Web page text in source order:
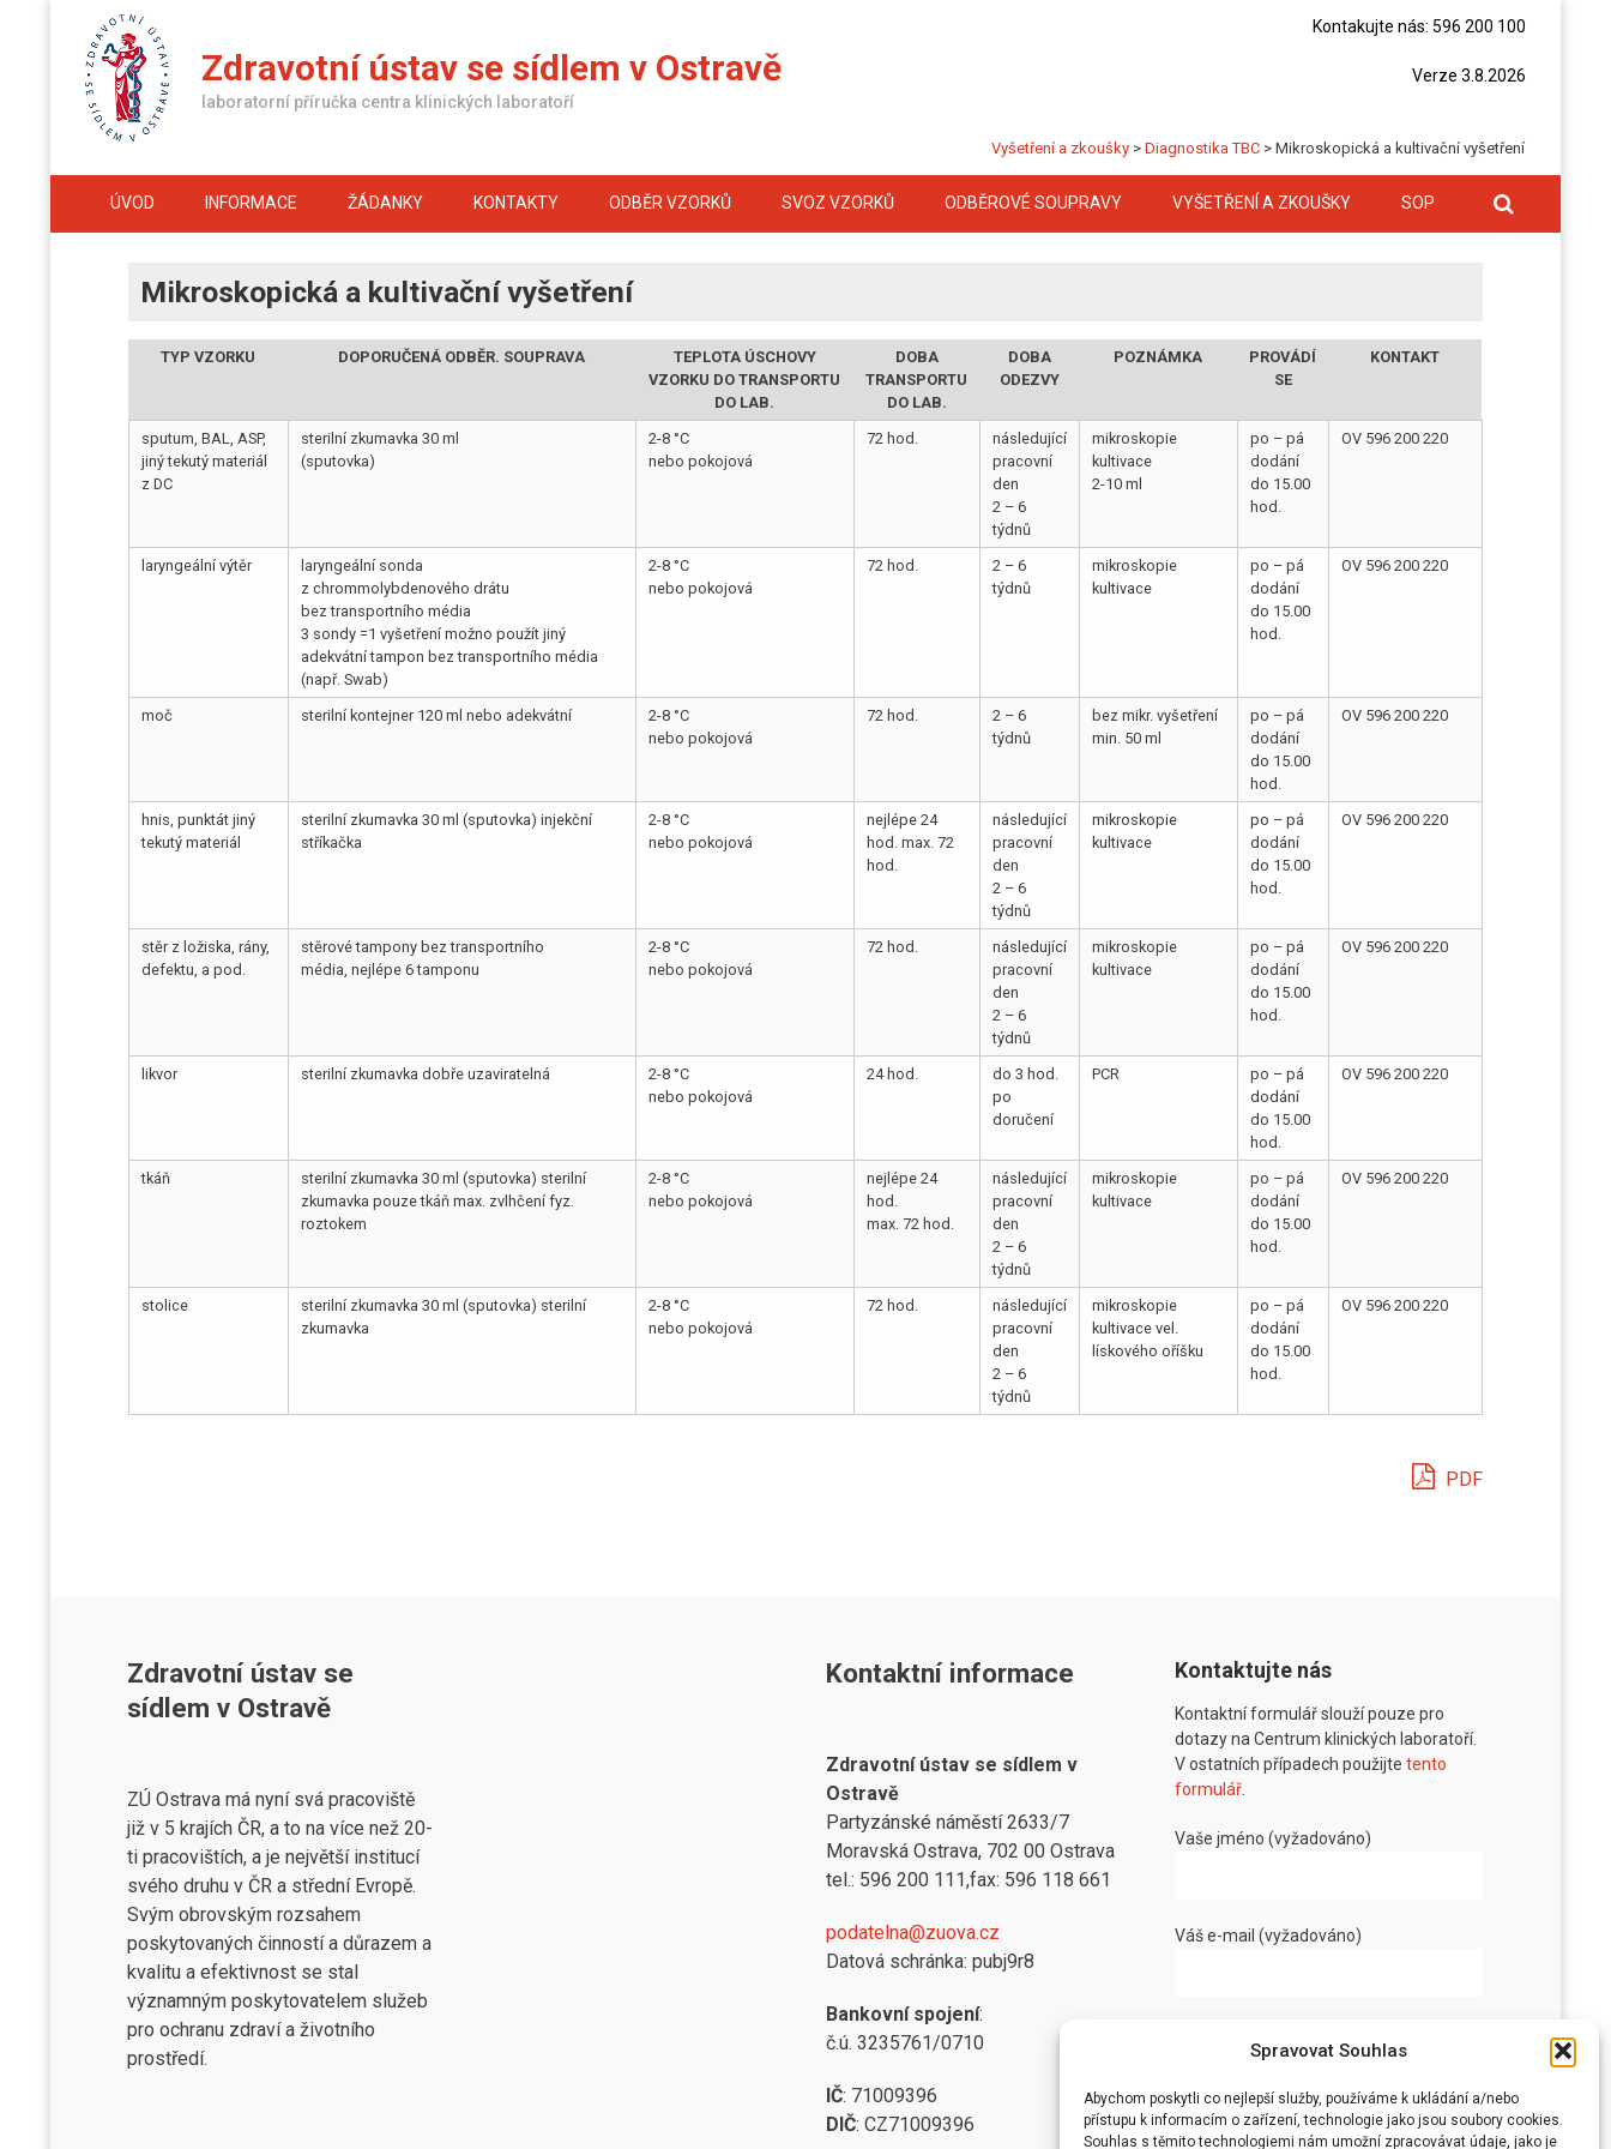
Spravovat Souhlas
Abychom poskytli co nejlepší služby, používáme k ukládání a/nebo
přístupu k informacím o zařízení, technologie jako jsou soubory cookies.
Souhlas s těmito technologiemi nám umožní zpracovávat údaje, jako je
content
Zdravotní ústav se sídlem v Ostravě
laboratorní příručka centra klinických laboratoří
Kontakujte nás: 596 200 100
Verze 3.8.2026
Vyšetření a zkoušky > Diagnostika TBC > Mikroskopická a kultivační vyšetření
ÚVOD INFORMACE ŽÁDANKY KONTAKTY ODBĚR VZORKŮ SVOZ VZORKŮ ODBĚROVÉ SOUPRAVY VYŠETŘENÍ A ZKOUŠKY SOP
Mikroskopická a kultivační vyšetření
TYP VZORKU DOPORUČENÁ ODBĚR. SOUPRAVA
TEPLOTA ÚSCHOVY
VZORKU DO TRANSPORTU
DO LAB.
DOBA
TRANSPORTU
DO LAB.
DOBA
ODEZVY
POZNÁMKA
PROVÁDÍ
SE
KONTAKT
sputum, BAL, ASP,
jiný tekutý materiál
z DC
sterilní zkumavka 30 ml
(sputovka)
2-8 °C
nebo pokojová
72 hod.
následující
pracovní
den
2 – 6
týdnů
mikroskopie
kultivace
2-10 ml
po – pá
dodání
do 15.00
hod.
OV 596 200 220
laryngeální výtěr
laryngeální sonda
z chrommolybdenového drátu
bez transportního média
3 sondy =1 vyšetření možno použít jiný
adekvátní tampon bez transportního média
(např. Swab)
2-8 °C
nebo pokojová
72 hod.
2 – 6
týdnů
mikroskopie
kultivace
po – pá
dodání
do 15.00
hod.
OV 596 200 220
moč sterilní kontejner 120 ml nebo adekvátní
2-8 °C
nebo pokojová
72 hod.
2 – 6
týdnů
bez mikr. vyšetření
min. 50 ml
po – pá
dodání
do 15.00
hod.
OV 596 200 220
hnis, punktát jiný
tekutý materiál
sterilní zkumavka 30 ml (sputovka) injekční
stříkačka
2-8 °C
nebo pokojová
nejlépe 24
hod. max. 72
hod.
následující
pracovní
den
2 – 6
týdnů
mikroskopie
kultivace
po – pá
dodání
do 15.00
hod.
OV 596 200 220
stěr z ložiska, rány,
defektu, a pod.
stěrové tampony bez transportního
média, nejlépe 6 tamponu
2-8 °C
nebo pokojová
72 hod.
následující
pracovní
den
2 – 6
týdnů
mikroskopie
kultivace
po – pá
dodání
do 15.00
hod.
OV 596 200 220
likvor sterilní zkumavka dobře uzaviratelná
2-8 °C
nebo pokojová
24 hod.
do 3 hod.
po
doručení
PCR
po – pá
dodání
do 15.00
hod.
OV 596 200 220
tkáň
sterilní zkumavka 30 ml (sputovka) sterilní
zkumavka pouze tkáň max. zvlhčení fyz.
roztokem
2-8 °C
nebo pokojová
nejlépe 24
hod.
max. 72 hod.
následující
pracovní
den
2 – 6
týdnů
mikroskopie
kultivace
po – pá
dodání
do 15.00
hod.
OV 596 200 220
stolice
sterilní zkumavka 30 ml (sputovka) sterilní
zkumavka
2-8 °C
nebo pokojová
72 hod.
následující
pracovní
den
2 – 6
týdnů
mikroskopie
kultivace vel.
lískového oříšku
po – pá
dodání
do 15.00
hod.
OV 596 200 220
PDF
Zdravotní ústav se
sídlem v Ostravě
ZÚ Ostrava má nyní svá pracoviště
již v 5 krajích ČR, a to na více než 20-
ti pracovištích, a je největší institucí
svého druhu v ČR a střední Evropě.
Svým obrovským rozsahem
poskytovaných činností a důrazem a
kvalitu a efektivnost se stal
významným poskytovatelem služeb
pro ochranu zdraví a životního
prostředí.
Kontaktní informace
Zdravotní ústav se sídlem v
Ostravě
Partyzánské náměstí 2633/7
Moravská Ostrava, 702 00 Ostrava
tel.: 596 200 111,fax: 596 118 661
podatelna@zuova.cz
Datová schránka: pubj9r8
Bankovní spojení:
č.ú. 3235761/0710
IČ: 71009396
DIČ: CZ71009396
Kontaktujte nás
Kontaktní formulář slouží pouze pro
dotazy na Centrum klinických laboratoří.
V ostatních případech použijtetento
formulář
Vaše jméno (vyžadováno)
Váš e-mail (vyžadováno)